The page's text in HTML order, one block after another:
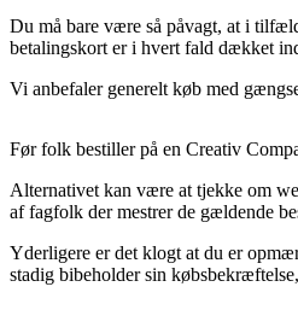
Du må bare være så påvagt, at i
betalingskort er i hvert fald dækket
Vi anbefaler generelt køb med
Før folk bestiller på en Creativ
Alternativet kan være at tjekke om
af fagfolk der mestrer de gældende
Yderligere er det klogt at du er
stadig bibeholder sin